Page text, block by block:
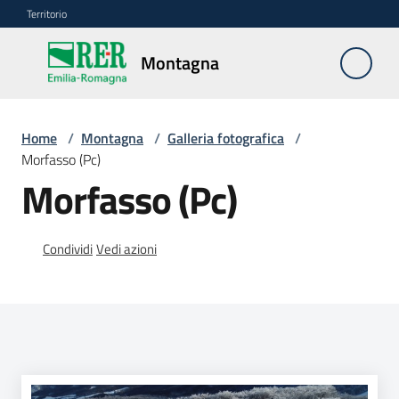
Vai al contenuto
Vai alla navigazione
Vai al footer
Territorio
Montagna
Montagna
Vivere
lavorare
Home / Montagna / Galleria fotografica /
Morfasso (Pc)
Morfasso (Pc)
CondividiVedi azioni